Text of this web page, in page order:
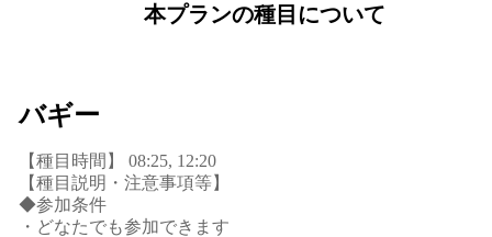
本プランの種目について
バギー
【種目時間】 08:25, 12:20
【種目説明・注意事項等】
◆参加条件
・どなたでも参加できます